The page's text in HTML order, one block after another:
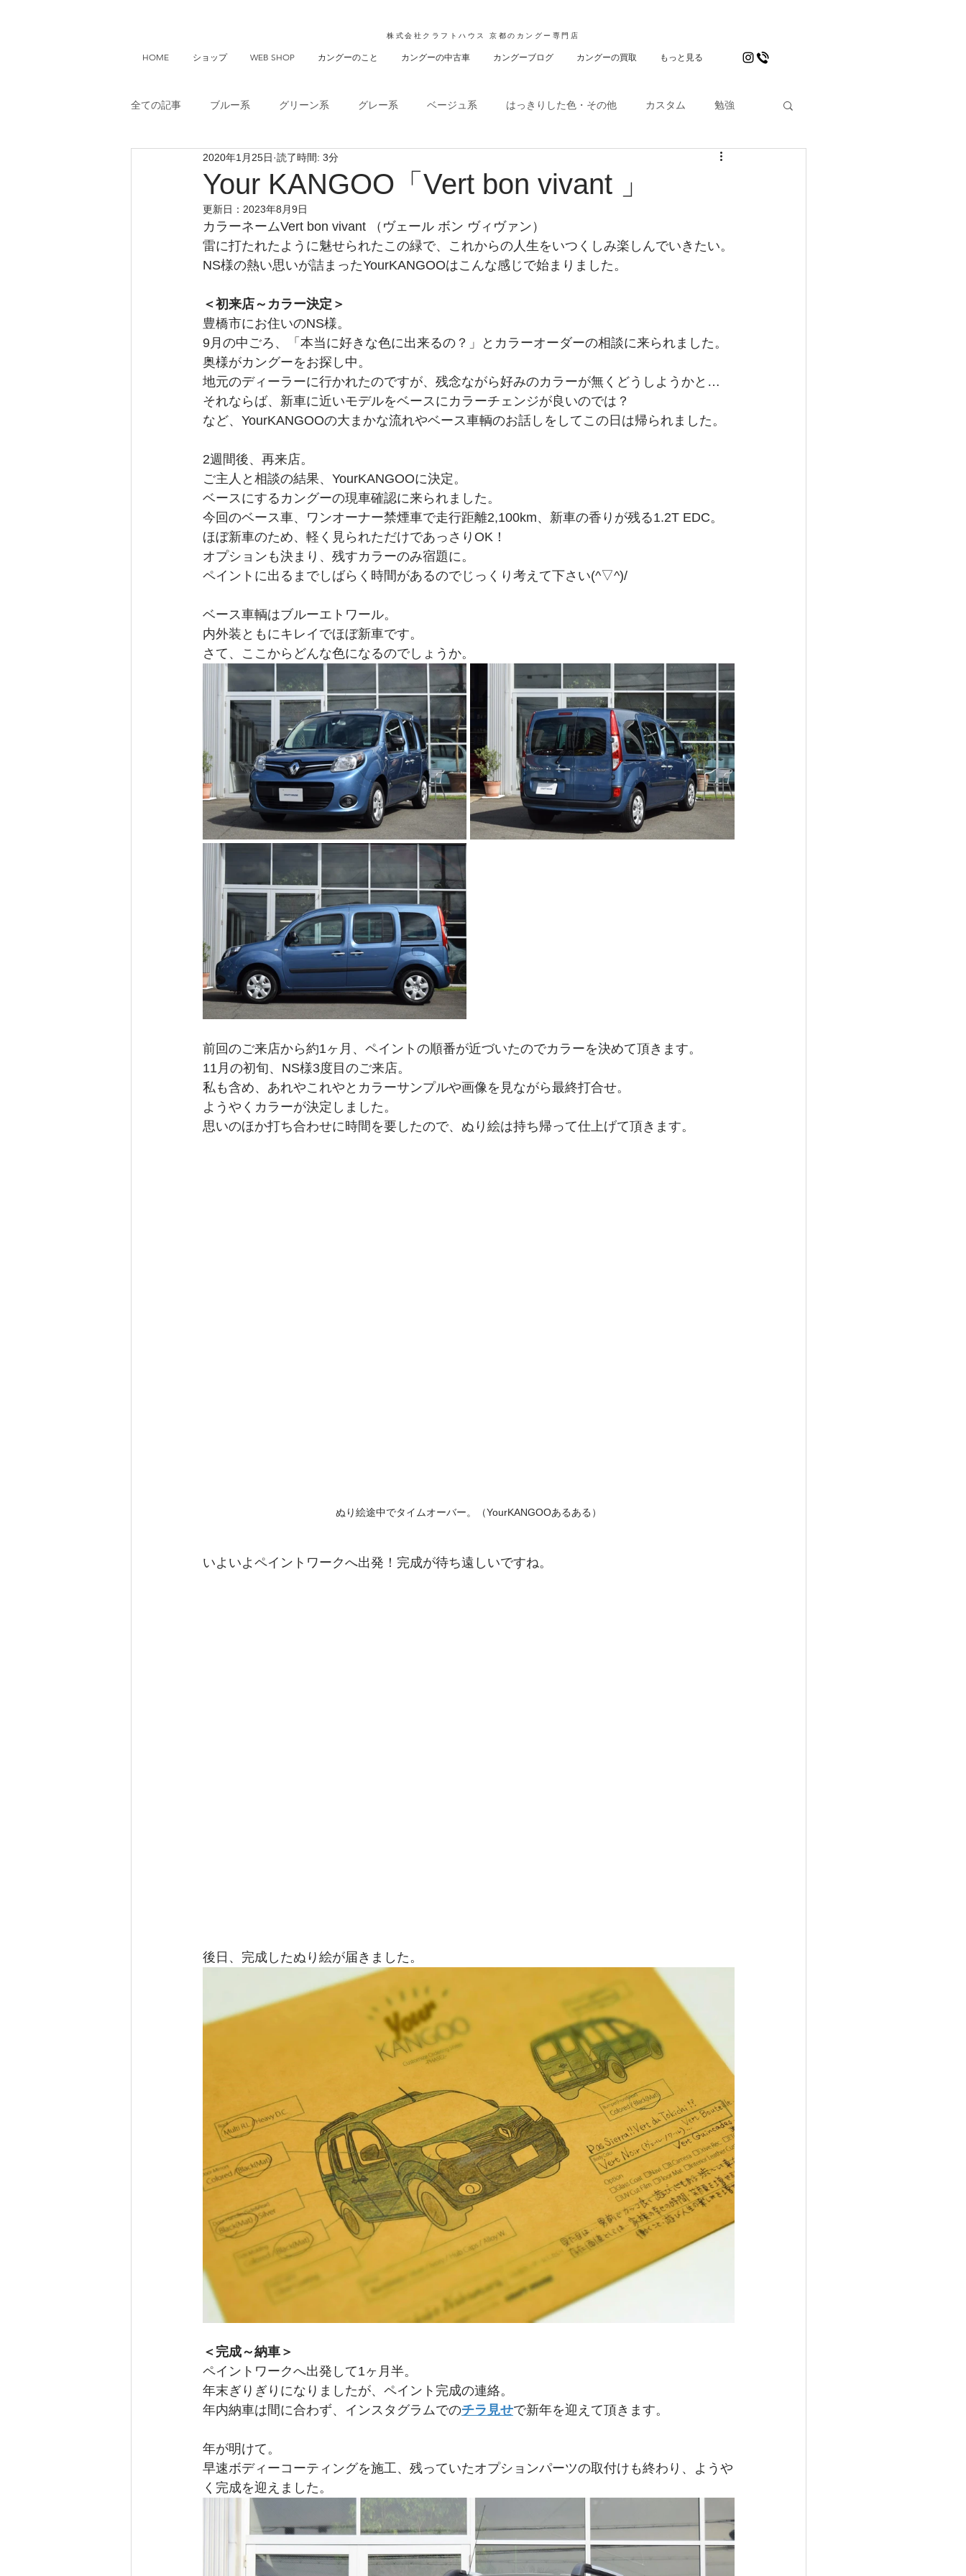
株式会社クラフトハウス 京都のカングー専門店
HOME ショップ WEB SHOP カングーのこと カングーの中古車 カングーブログ カングーの買取 もっと見る
全ての記事 ブルー系 グリーン系 グレー系 ベージュ系 はっきりした色・その他 カスタム 勉強
Your KANGOO
Your KANGOO「Vert bon vivant 」
2020年1月25日 読了時間: 3分
更新日： 2023年8月9日
カラーネームVert bon vivant （ヴェール ボン ヴィヴァン）
雷に打たれたように魅せられたこの緑で、これからの人生をいつくしみ楽しんでいきたい。
NS様の熱い思いが詰まったYourKANGOOはこんな感じで始まりました。
＜初来店～カラー決定＞
豊橋市にお住いのNS様。
9月の中ごろ、「本当に好きな色に出来るの？」とカラーオーダーの相談に来られました。
奥様がカングーをお探し中。
地元のディーラーに行かれたのですが、残念ながら好みのカラーが無くどうしようかと…
それならば、新車に近いモデルをベースにカラーチェンジが良いのでは？
など、YourKANGOOの大まかな流れやベース車輌のお話しをしてこの日は帰られました。
2週間後、再来店。
ご主人と相談の結果、YourKANGOOに決定。
ベースにするカングーの現車確認に来られました。
今回のベース車、ワンオーナー禁煙車で走行距離2,100km、新車の香りが残る1.2T EDC。
ほぼ新車のため、軽く見られただけであっさりOK！
オプションも決まり、残すカラーのみ宿題に。
ペイントに出るまでしばらく時間があるのでじっくり考えて下さい(^▽^)/
ベース車輌はブルーエトワール。
内外装ともにキレイでほぼ新車です。
さて、ここからどんな色になるのでしょうか。
前回のご来店から約1ヶ月、ペイントの順番が近づいたのでカラーを決めて頂きます。
11月の初旬、NS様3度目のご来店。
私も含め、あれやこれやとカラーサンプルや画像を見ながら最終打合せ。
ようやくカラーが決定しました。
思いのほか打ち合わせに時間を要したので、ぬり絵は持ち帰って仕上げて頂きます。
ぬり絵途中でタイムオーバー。（YourKANGOOあるある）
いよいよペイントワークへ出発！完成が待ち遠しいですね。
後日、完成したぬり絵が届きました。
＜完成～納車＞
ペイントワークへ出発して1ヶ月半。
年末ぎりぎりになりましたが、ペイント完成の連絡。
年内納車は間に合わず、インスタグラムでのチラ見せで新年を迎えて頂きます。
年が明けて。
早速ボディーコーティングを施工、残っていたオプションパーツの取付けも終わり、ようや
く完成を迎えました。